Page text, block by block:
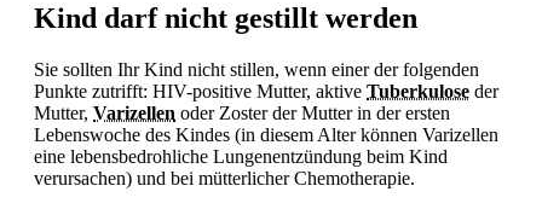
Kind darf nicht gestillt werden
Sie sollten Ihr Kind nicht stillen, wenn einer der folgenden
Punkte zutrifft: HIV-positive Mutter, aktive Tuberkulose der
Mutter, Varizellen oder Zoster der Mutter in der ersten
Lebenswoche des Kindes (in diesem Alter können Varizellen
eine lebensbedrohliche Lungenentzündung beim Kind
verursachen) und bei mütterlicher Chemotherapie.